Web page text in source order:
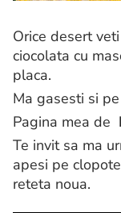
Orice desert
ciocolata cu
placa.
Ma gasesti si pe
Pagina mea de
Te invit sa ma
apesi pe
reteta noua.